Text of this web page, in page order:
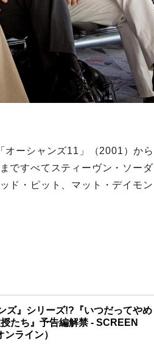
オーシャンズ11」（2001）から
ですべてスティーヴン・ソーダ
ド・ピット、マット・デイモン
ズ』シリーズ!?『いつだってやめ
たち』予告編解禁 - SCREEN
ライン）